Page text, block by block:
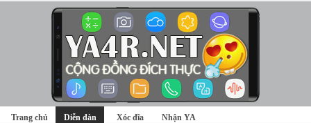
Trang chủ Diễn đàn Xóc đĩa Nhận YA